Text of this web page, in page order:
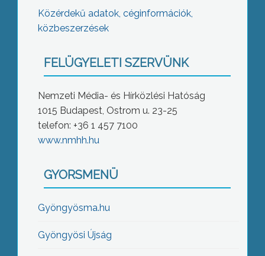
Közérdekű adatok, céginformációk,
közbeszerzések
FELÜGYELETI SZERVÜNK
Nemzeti Média- és Hírközlési Hatóság
1015 Budapest, Ostrom u. 23-25
telefon: +36 1 457 7100
www.nmhh.hu
GYORSMENÜ
Gyöngyösma.hu
Gyöngyösi Újság